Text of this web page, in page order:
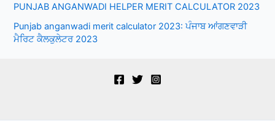
PUNJAB ANGANWADI HELPER MERIT CALCULATOR 2023
Punjab anganwadi merit calculator 2023: ਪੰਜਾਬ ਆਂਗਣਵਾੜੀ
ਮੈਰਿਟ ਕੈਲਕੁਲੇਟਰ 2023